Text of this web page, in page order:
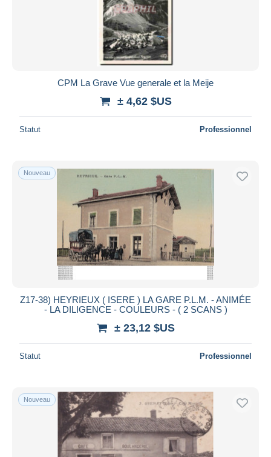
CPM La Grave Vue generale et la Meije
± 4,62 $US
Statut Professionnel
Nouveau
Z17-38) HEYRIEUX ( ISERE ) LA GARE P.L.M. - ANIMÉE
- LA DILIGENCE - COULEURS - ( 2 SCANS )
± 23,12 $US
Statut Professionnel
Nouveau